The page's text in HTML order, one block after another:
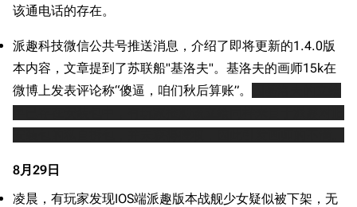
该通电话的存在。
派趣科技微信公共号推送消息，介绍了即将更新的1.4.0版
本内容，文章提到了苏联船"基洛夫"。基洛夫的画师15k在
微博上发表评论称“傻逼，咱们秋后算账”。
8月29日
凌晨，有玩家发现IOS端派趣版本战舰少女疑似被下架，无